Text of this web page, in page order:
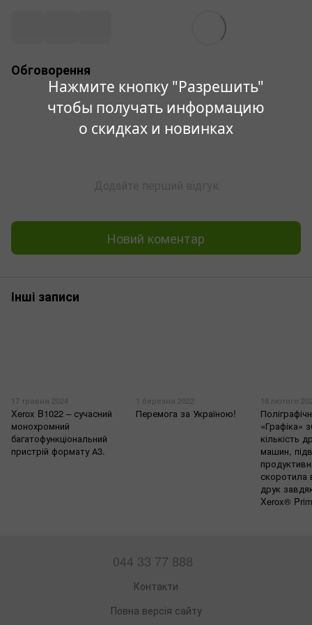
Нажмите кнопку "Разрешить"
чтобы получать информацию
о скидках и новинках
Обговорення
Новий коментар
Інші записи
17 травня 2024
Xerox B1022 – сучасний
монохромний
багатофункціональний
пристрій формату А3.
1 березня 2022
Перемога за Україною!
18 лютого
«Графіка»
кількість
машин,
скоротила
друк
Xerox®
044 33 77 888
Контакти
Повна версія сайту